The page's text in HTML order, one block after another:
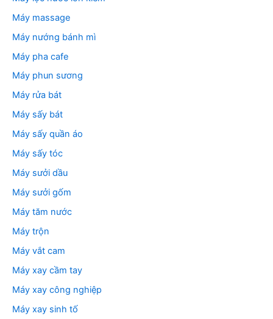
Máy massage
Máy nướng bánh mì
Máy pha cafe
Máy phun sương
Máy rửa bát
Máy sấy bát
Máy sấy quần áo
Máy sấy tóc
Máy sưởi dầu
Máy sưởi gốm
Máy tăm nước
Máy trộn
Máy vắt cam
Máy xay cầm tay
Máy xay công nghiệp
Máy xay sinh tố